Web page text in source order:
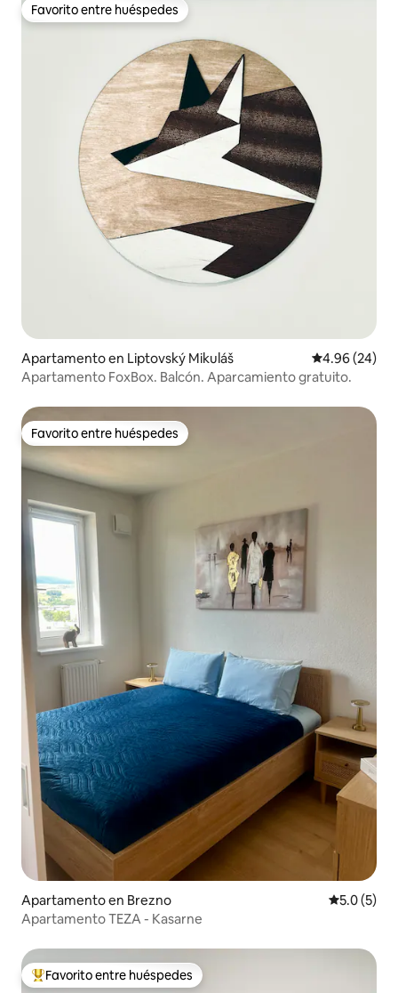
Favorito entre huéspedes
Favorito entre huéspedes
Apartamento en Liptovský Mikuláš Calificación
4.96 (24)
Apartamento FoxBox. Balcón. Aparcamiento gratuito.
Favorito entre huéspedes
Favorito entre huéspedes
Apartamento en Brezno
5.0 (5)
Apartamento TEZA - Kasarne
Favorito entre huéspedes preferido
Favorito entre huéspedes